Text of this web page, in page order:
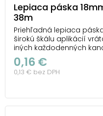
Lepiaca páska
38m
Priehľadná lepiaca
širokú škálu aplikácií
iných každodenných
činností. Jej
minimálnu viditeľnosť na
nalepená. Hrúbka pásky
0,16 €
0,13 € bez DPH